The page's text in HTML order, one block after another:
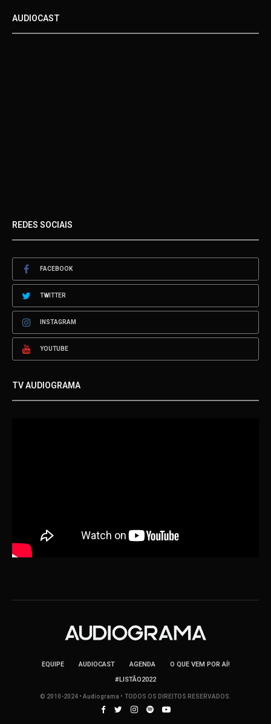
AUDIOCAST
REDES SOCIAIS
FACEBOOK
TWITTER
INSTAGRAM
YOUTUBE
TV AUDIOGRAMA
EQUIPE AUDIOCAST AGENDA
O QUE VEM POR AÍ!
#LISTÃO2022
© 2010-2024 • Audiograma • TODOS OS DIREITOS RESERVADOS.